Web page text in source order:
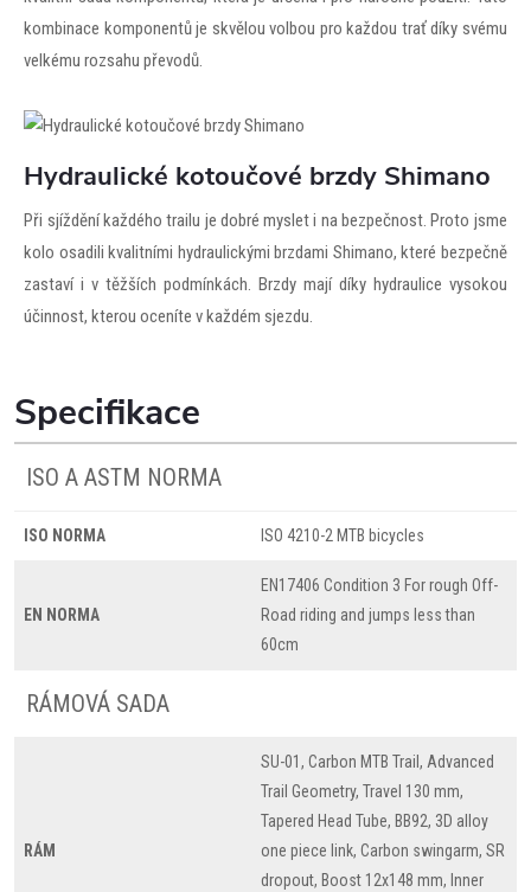
kombinace komponentů je skvělou volbou pro každou trať díky svému
velkému rozsahu převodů.
Hydraulické kotoučové brzdy Shimano
Při sjíždění každého trailu je dobré myslet i na bezpečnost. Proto jsme
kolo osadili kvalitními hydraulickými brzdami Shimano, které bezpečně
zastaví i v těžších podmínkách. Brzdy mají díky hydraulice vysokou
účinnost, kterou oceníte v každém sjezdu.
Specifikace
ISO A ASTM NORMA
ISO NORMA ISO 4210-2 MTB bicycles
EN NORMA
EN17406 Condition 3 For rough Off-
Road riding and jumps less than
60cm
RÁMOVÁ SADA
RÁM
SU-01, Carbon MTB Trail, Advanced
Trail Geometry, Travel 130 mm,
Tapered Head Tube, BB92, 3D alloy
one piece link, Carbon swingarm, SR
dropout, Boost 12x148 mm, Inner